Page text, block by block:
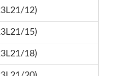
12)
15)
18)